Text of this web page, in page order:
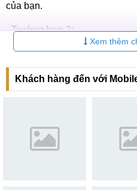
của bạn.
–Trường hợp 2:
Ngược lại, nếu khi va đập
hỏng thì ta phải tiến hành
ngay đi thôi.
Xem thêm
Khách hàng đến với